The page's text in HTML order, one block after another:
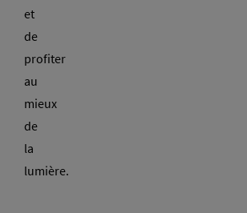
et
de
profiter
au
mieux
de
la
lumière.